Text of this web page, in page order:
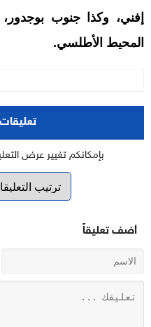
إفني، وكذا جنوب
المحيط الأطلسي.
تعليقات
بإمكانكم تغيير عرض
أضف تعليقاً